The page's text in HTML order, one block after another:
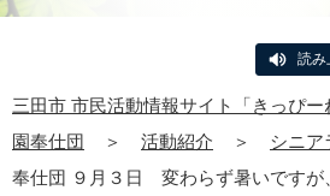
読み
三田市 市民活動情報サイト「きっぴー
園奉仕団
＞ 活動紹介 ＞ シニア
奉仕団 ９月３日 変わらず暑いですが